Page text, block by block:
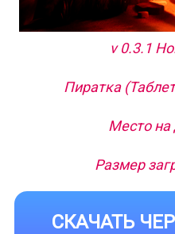
v 0.3.1
Пиратка
Место на
Размер
СКАЧАТЬ